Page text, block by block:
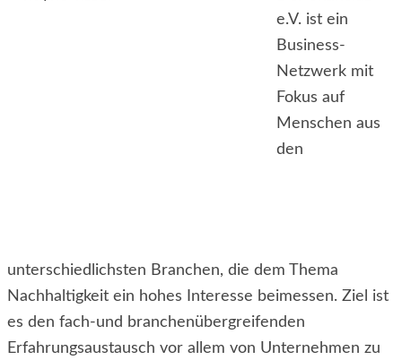
e.V. ist ein
Business-
Netzwerk mit
Fokus auf
Menschen aus
den
unterschiedlichsten Branchen, die dem Thema
Nachhaltigkeit ein hohes Interesse beimessen. Ziel ist
es den fach-und branchenübergreifenden
Erfahrungsaustausch vor allem von Unternehmen zu